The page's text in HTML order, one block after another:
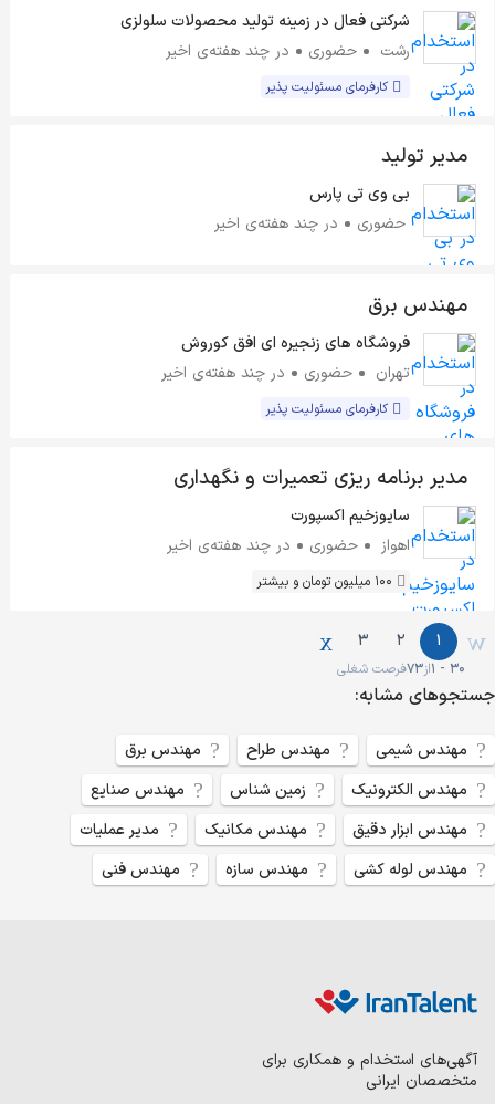
شرکتی فعال در زمینه تولید محصولات سلولزی
رشت
حضوری در چند هفته‌ی اخیر
کارفرمای مسئولیت پذیر
مدیر تولید
بی وی تی پارس
حضوری
در چند هفته‌ی اخیر
مهندس برق
فروشگاه های زنجیره ای افق کوروش
تهران
حضوری در چند هفته‌ی اخیر
کارفرمای مسئولیت پذیر
مدیر برنامه ریزی تعمیرات و نگهداری
سایوزخیم اکسپورت
اهواز
حضوری در چند هفته‌ی اخیر
100 میلیون تومان و بیشتر
1
2
3
1 - 30از73فرصت شغلی
جستجو‌های مشابه:
مهندس شیمی مهندس طراح
مهندس برق
مهندس الکترونیک
زمین شناس
مهندس صنایع
مهندس ابزار دقیق
مهندس مکانیک
مدیر عملیات
مهندس لوله کشی
مهندس سازه مهندس فنی
آگهی‌های استخدام و همکاری برای
متخصصان ایرانی